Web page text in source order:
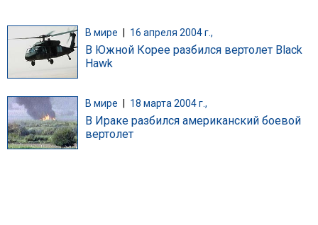
В мире 16 апреля 2004 г.,
В Южной Корее разбился вертолет Black
Hawk
В мире 18 марта 2004 г.,
В Ираке разбился американский боевой
вертолет